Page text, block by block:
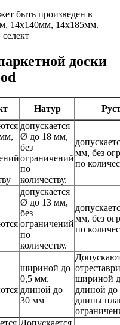
быть произведен в
14х140мм, 14х185мм.
доски
Натур
допускается
Ø до 18 мм,
без
ограничений
по
количеству.
мм, без
по
допускается
Ø до 13 мм,
без
ограничений
по
количеству.
мм, без
по
шириной до
0,5 мм,
длиной до
30 мм
шириной
длиной до
длины